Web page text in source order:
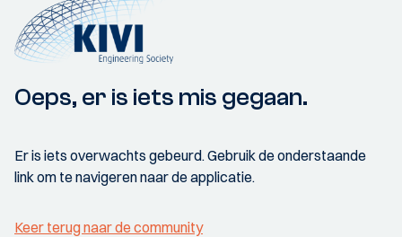
Oeps, er is iets mis gegaan.
Er is iets overwachts gebeurd. Gebruik de onderstaande
link om te navigeren naar de applicatie.
Keer terug naar de community